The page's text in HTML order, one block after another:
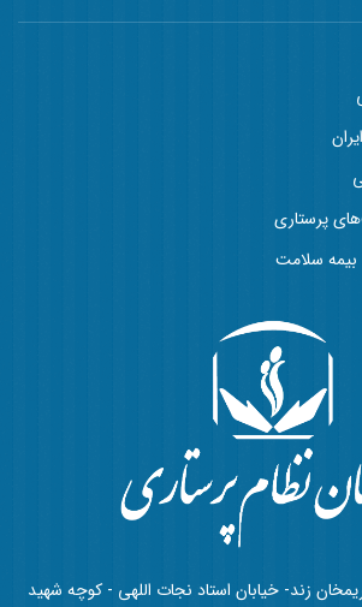
زند- خیابان استاد نجات اللهی - کوچه شهید
پرستاری
بیمه سلامت